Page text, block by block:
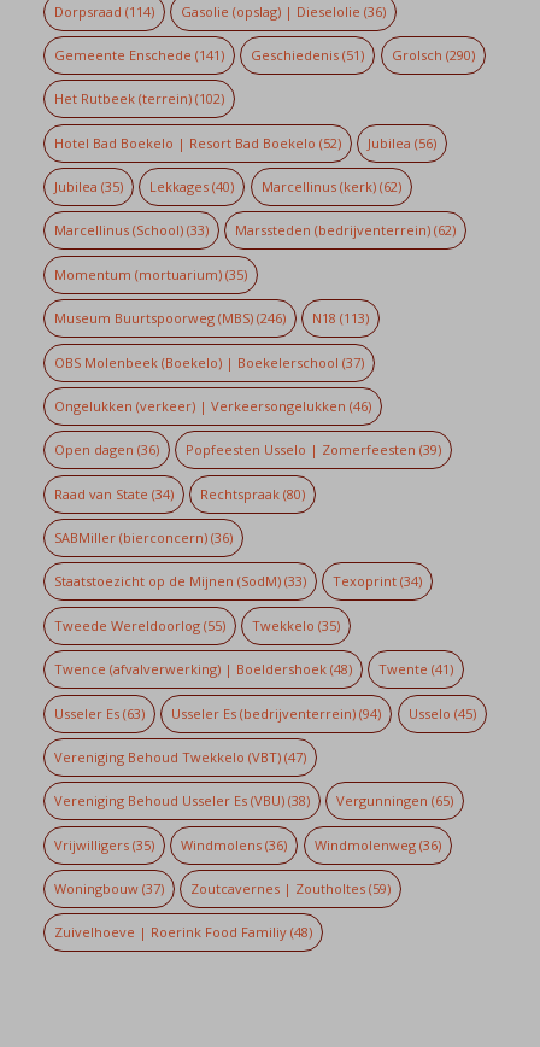
Dorpsraad (114) Gasolie (opslag) | Dieselolie (36)
Gemeente Enschede (141) Geschiedenis (51) Grolsch (290)
Het Rutbeek (terrein)(102)
Hotel Bad Boekelo | Resort Bad Boekelo (52) Jubilea (56)
Jubilea (35) Lekkages (40) Marcellinus (kerk)(62)
Marcellinus (School)(33) Marssteden (bedrijventerrein) (62)
Momentum (mortuarium)(35)
Museum Buurtspoorweg (MBS)(246) N18 (113)
OBS Molenbeek (Boekelo) | Boekelerschool (37)
Ongelukken (verkeer) | Verkeersongelukken (46)
Open dagen (36) Popfeesten Usselo | Zomerfeesten (39)
Raad van State (34) Rechtspraak (80)
SABMiller (bierconcern)(36)
Staatstoezicht op de Mijnen (SodM)(33) Texoprint (34)
Tweede Wereldoorlog(55) Twekkelo (35)
Twence (afvalverwerking) | Boeldershoek(48) Twente (41)
Usseler Es(63) Usseler Es (bedrijventerrein) (94) Usselo (45)
Vereniging Behoud Twekkelo (VBT)(47)
Vereniging Behoud Usseler Es (VBU)(38) Vergunningen (65)
Vrijwilligers(35) Windmolens (36) Windmolenweg(36)
Woningbouw(37) Zoutcavernes | Zoutholtes (59)
Zuivelhoeve | Roerink Food Familiy(48)